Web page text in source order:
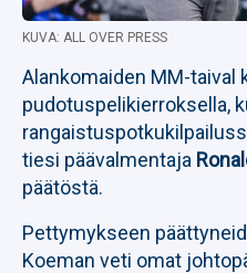
KUVA: ALL OVER PRESS
Alankomaiden MM-
pudotuspelikierroksella,
tiesi päävalmentaja
päätöstä.
Pettymykseen
Koeman veti omat